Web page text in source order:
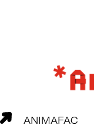
ANIMAFAC